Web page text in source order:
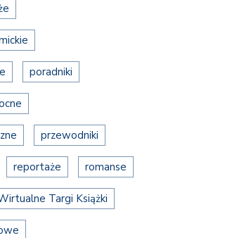
poradniki
przewodniki
reportaże romanse
Targi Książki